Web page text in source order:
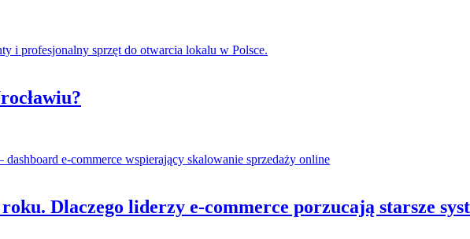
Dlaczego liderzy e-commerce porzucają starsze